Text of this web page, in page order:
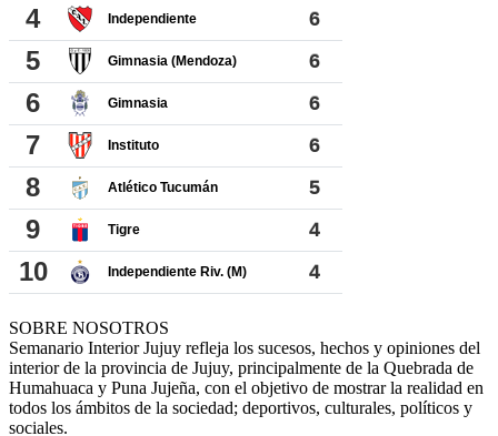
SOBRE NOSOTROS
Semanario Interior Jujuy refleja los sucesos, hechos y opiniones del
interior de la provincia de Jujuy, principalmente de la Quebrada de
Humahuaca y Puna Jujeña, con el objetivo de mostrar la realidad en
todos los ámbitos de la sociedad; deportivos, culturales, políticos y
sociales.